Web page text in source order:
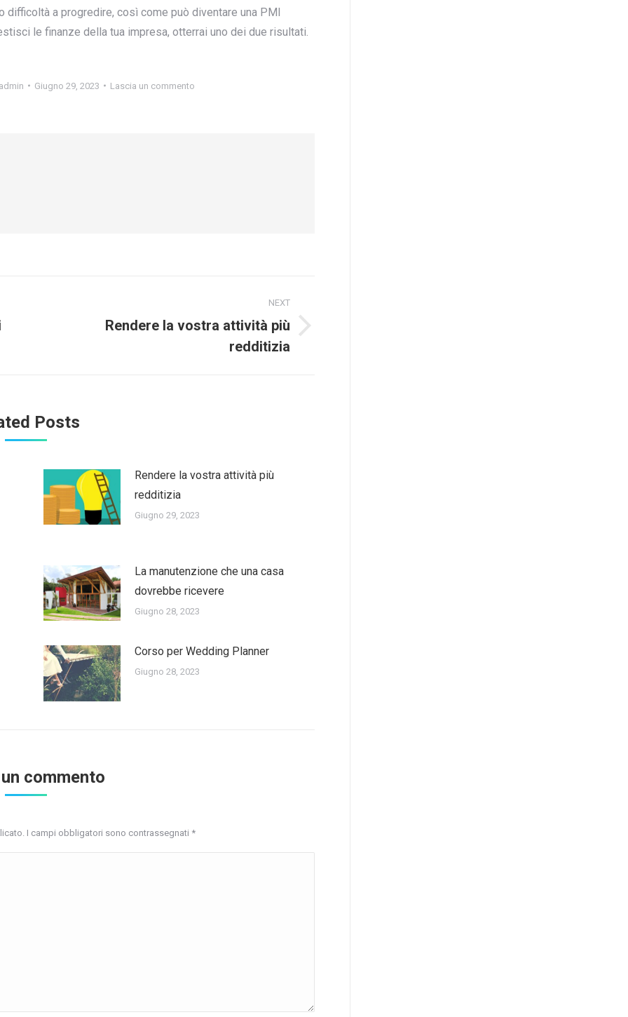
difficoltà a progredire, così come può diventare una PMI
le finanze della tua impresa, otterrai uno dei due risultati.
admin Giugno 29, 2023 Lascia un commento
NEXT
Rendere la vostra attività più
redditizia
Posts
Rendere la vostra attività più
redditizia
Giugno 29, 2023
La manutenzione che una casa
dovrebbe ricevere
Giugno 28, 2023
Corso per Wedding Planner
Giugno 28, 2023
commento
I campi obbligatori sono contrassegnati *